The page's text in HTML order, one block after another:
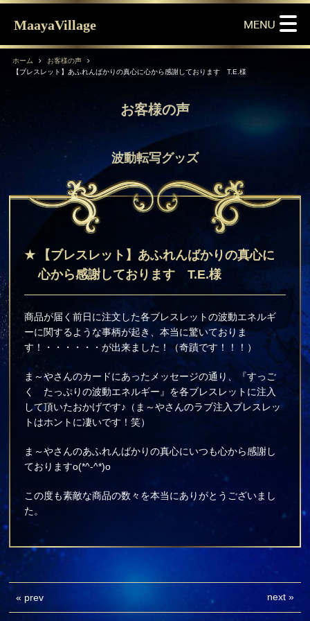
MaayaVillage
ホーム
お客様の声
【ブレスレット】あふれんばかりの真心に心から感謝しております T.E.様
お客様の声
波動転写グッズ
【ブレスレット】あふれんばかりの真心に
心から感謝しております T.E.様
商品が届く前日に注文した各ブレスレットの波動エネルギ
ーに関するような事柄が起き、本当に驚いておりま
す！・・・・・・が出来ました！（奇蹟です！！！）
ま～やさんのカードにあったメッセージの通り、『すっご
く たっぷりの波動エネルギー』を各ブレスレットに注入
して頂いたおかげです♪（ま～やさんのラブ注入ブレスレッ
トはホントに凄いです！笑）
ま～やさんのあふれんばかりの真心にいつも心から感謝し
ておりますo(*^-^*)o
この度も素敵な商品の数々を本当にありがとうございまし
た。
« prev next»